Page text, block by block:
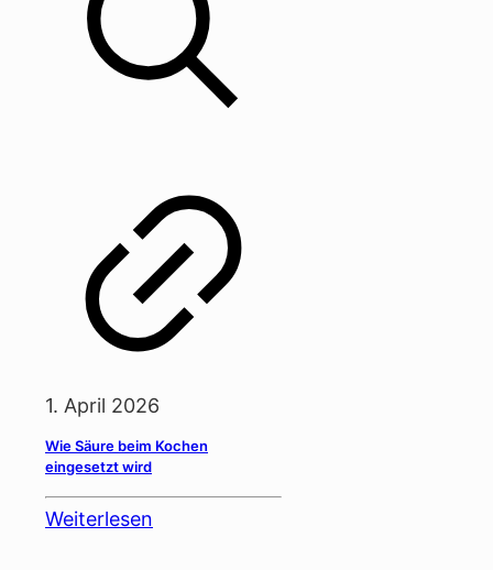
1. April 2026
Wie Säure beim Kochen
eingesetzt wird
Weiterlesen